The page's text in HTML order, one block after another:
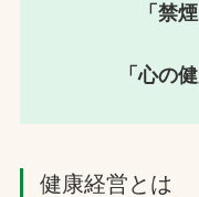
「禁
「心の
健康経営とは